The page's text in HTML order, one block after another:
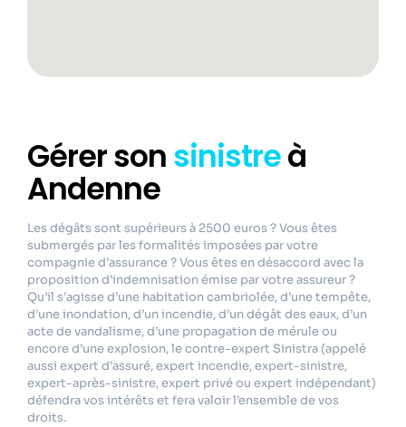
Gérer sonsinistreà
Andenne
Les dégâts sont supérieurs à 2500 euros ? Vous êtes
submergés par les formalités imposées par votre
compagnie d’assurance ? Vous êtes en désaccord avec la
proposition d’indemnisation émise par votre assureur ?
Qu’il s’agisse d’une habitation cambriolée, d’une tempête,
d’une inondation, d’un incendie, d’un dégât des eaux, d’un
acte de vandalisme, d’une propagation de mérule ou
encore d’une explosion, le contre-expert Sinistra (appelé
aussi expert d’assuré, expert incendie, expert-sinistre,
expert-après-sinistre, expert privé ou expert indépendant)
défendra vos intérêts et fera valoir l’ensemble de vos
droits.